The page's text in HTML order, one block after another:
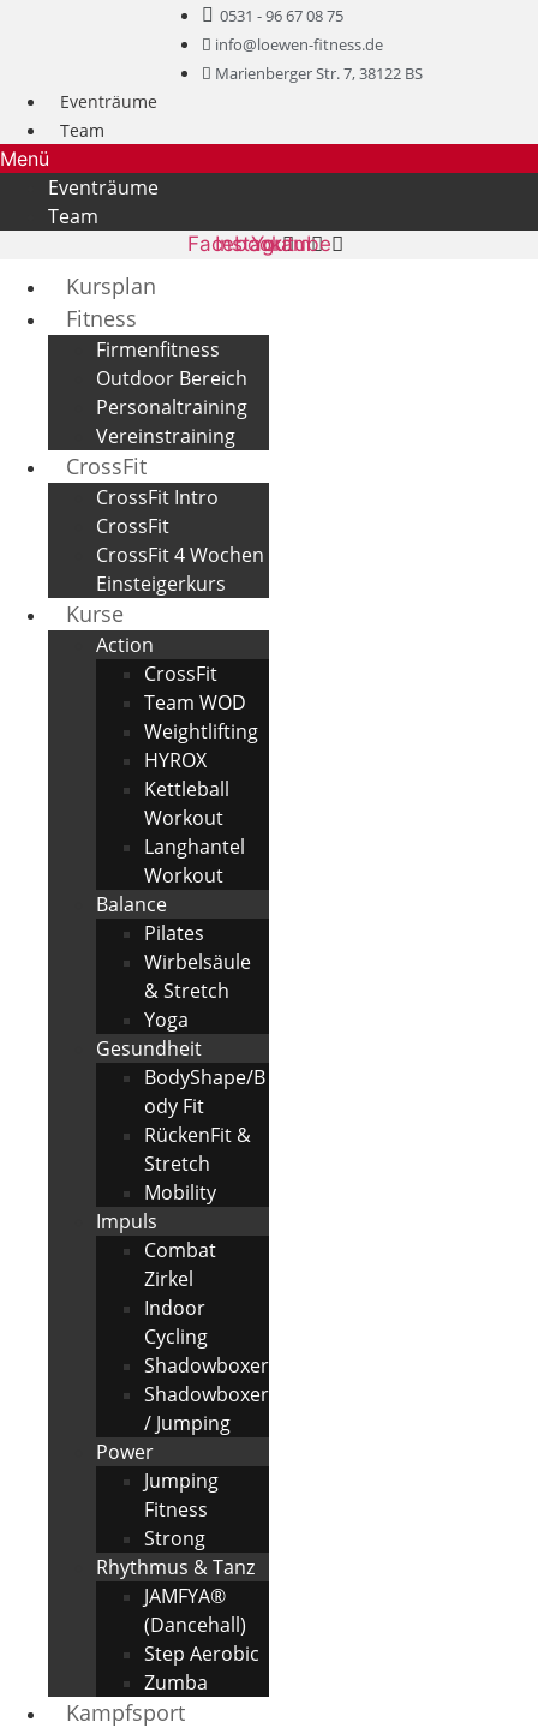
0531 - 96 67 08 75
info@loewen-fitness.de
Marienberger Str. 7, 38122 BS
Eventräume
Team
Menü
Eventräume
Team
Facebook
Instagram
Youtube
Kursplan
Fitness
Firmenfitness
Outdoor Bereich
Personaltraining
Vereinstraining
CrossFit
CrossFit Intro
CrossFit
CrossFit 4 Wochen
Einsteigerkurs
Kurse
Action
CrossFit
Team WOD
Weightlifting
HYROX
Kettleball
Workout
Langhantel
Workout
Balance
Pilates
Wirbelsäule
& Stretch
Yoga
Gesundheit
BodyShape/B
ody Fit
RückenFit &
Stretch
Mobility
Impuls
Combat
Zirkel
Indoor
Cycling
Shadowboxer
Shadowboxer
/ Jumping
Power
Jumping
Fitness
Strong
Rhythmus & Tanz
JAMFYA®
(Dancehall)
Step Aerobic
Zumba
Kampfsport